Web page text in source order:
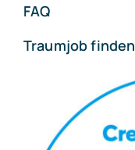
FAQ
Traumjob finden